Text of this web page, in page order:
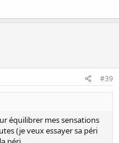
#39
équilibrer mes sensations
(je veux essayer sa péri